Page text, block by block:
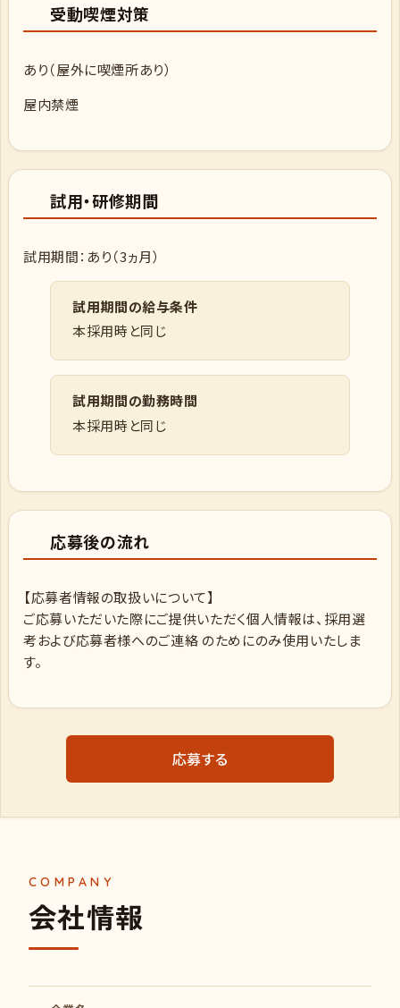
受動喫煙対策
あり（屋外に喫煙所あり）
屋内禁煙
試用・研修期間
試用期間：あり（3ヵ月）
試用期間の給与条件
本採用時と同じ
試用期間の勤務時間
本採用時と同じ
応募後の流れ
【応募者情報の取扱いについて】
ご応募いただいた際にご提供いただく個人情報は、採用選
考および応募者様へのご連絡 のためにのみ使用いたしま
す。
応募する
会社情報